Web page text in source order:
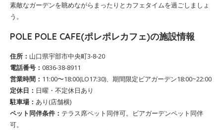
素敵なガーデンを眺めながらまったりとカフェタイムを過ごしましょ
う。
POLE POLE CAFE(ポレポレカフェ)の施設情報
住所： 山口県宇部市中央町3-8-20
電話番号： 0836-38-8911
営業時間： 11:00〜18:00(LO17:30)、期間限定ビアガーデン18:00~22:00
定休日： 日曜・不定休日あり
駐車場： あり(店舗横)
ペット同伴条件： テラス席ペット同伴可。ビアガーデンペット同伴
可。